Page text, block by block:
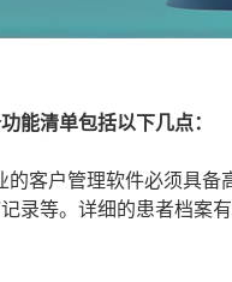
能清单包括以下几点：
的客户管理软件必须具
录等。详细的患者档案